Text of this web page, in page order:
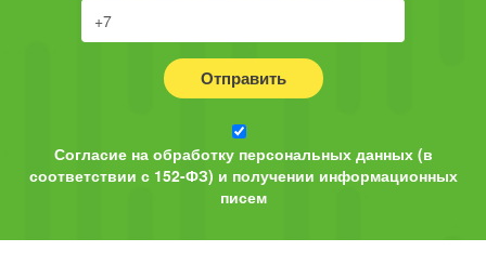
Отправить
Согласие на обработку персональных данных (в
соответствии с 152-ФЗ) и получении информационных
писем